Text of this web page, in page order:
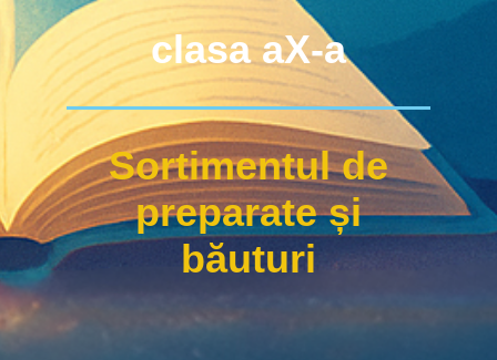
clasa aX-a
Sortimentul de
preparate și
băuturi